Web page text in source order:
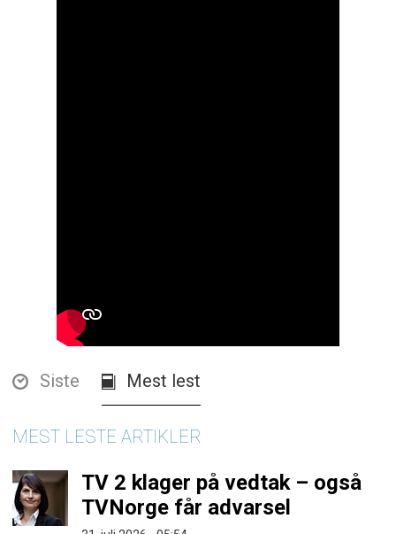
Siste Mest lest
MEST LESTE ARTIKLER
TV 2 klager på vedtak – også
TVNorge får advarsel